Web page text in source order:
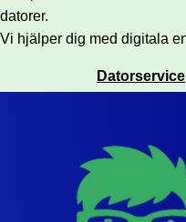
datorer.
Vi hjälper dig med digitala
Datorservice